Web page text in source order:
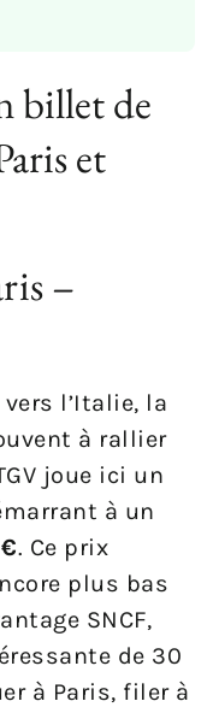
billet de
et
–
l’Italie, la
à rallier
joue ici un
à un
. Ce prix
plus bas
SNCF,
de 30
à Paris, filer à